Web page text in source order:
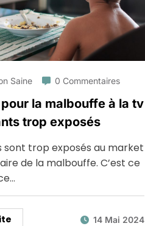
Saine 0 Commentaires
la malbouffe à la tv
trop exposés
sont trop exposés au market
de la malbouffe. C’est ce
14 Mai 2024